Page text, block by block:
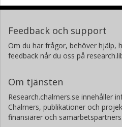
Feedback och support
Om du har frågor, behöver hjälp,
feedback når du oss på
Om tjänsten
Research.chalmers.se innehåller
Chalmers, publikationer och
finansiärer och samarbetspartners.